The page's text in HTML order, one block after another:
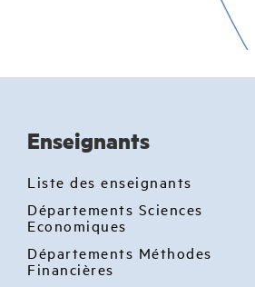
Enseignants
Liste des enseignants
Départements Sciences
Economiques
Départements Méthodes
Financières